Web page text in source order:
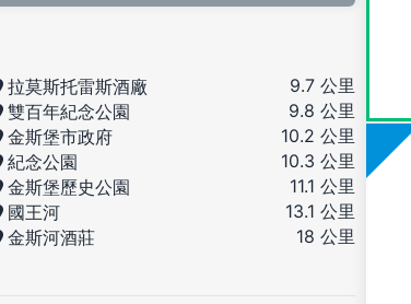
拉莫斯托雷斯酒廠
9.7 公里
雙百年紀念公園
9.8 公里
金斯堡市政府
10.2 公里
紀念公園
10.3 公里
金斯堡歷史公園
11.1 公里
國王河
13.1 公里
金斯河酒莊
18 公里